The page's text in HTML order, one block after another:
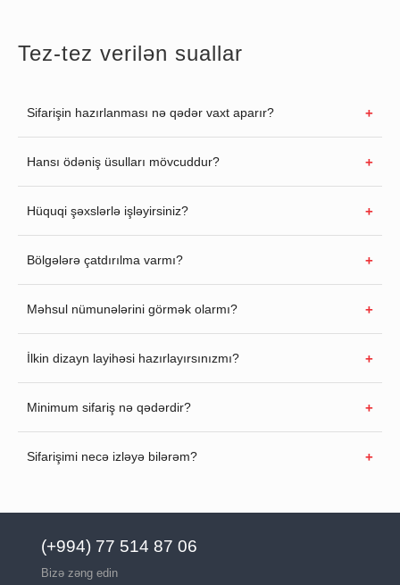
Tez-tez verilən suallar
Sifarişin hazırlanması nə qədər vaxt aparır?
Hansı ödəniş üsulları mövcuddur?
Hüquqi şəxslərlə işləyirsiniz?
Bölgələrə çatdırılma varmı?
Məhsul nümunələrini görmək olarmı?
İlkin dizayn layihəsi hazırlayırsınızmı?
Minimum sifariş nə qədərdir?
Sifarişimi necə izləyə bilərəm?
(+994) 77 514 87 06
Bizə zəng edin